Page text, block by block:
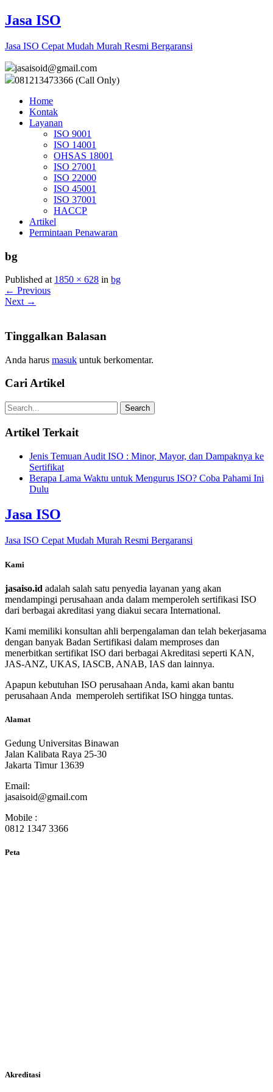
Jasa ISO
Jasa ISO Cepat Mudah Murah Resmi Bergaransi
jasaisoid@gmail.com
081213473366 (Call Only)
Home
Kontak
Layanan
ISO 9001
ISO 14001
OHSAS 18001
ISO 27001
ISO 22000
ISO 45001
ISO 37001
HACCP
Artikel
Permintaan Penawaran
bg
Published at 1850 × 628 in bg
← Previous
Next →
Tinggalkan Balasan
Anda harus masuk untuk berkomentar.
Cari Artikel
Artikel Terkait
Jenis Temuan Audit ISO : Minor, Mayor, dan Dampaknya ke
Sertifikat
Berapa Lama Waktu untuk Mengurus ISO? Coba Pahami Ini
Dulu
Jasa ISO
Jasa ISO Cepat Mudah Murah Resmi Bergaransi
Kami
jasaiso.id adalah salah satu penyedia layanan yang akan
mendampingi perusahaan anda dalam memperoleh sertifikasi ISO
dari berbagai akreditasi yang diakui secara International.
Kami memiliki konsultan ahli berpengalaman dan telah bekerjasama
dengan banyak Badan Sertifikasi dalam memproses dan
menerbitkan sertifikat ISO dari berbagai Akreditasi seperti KAN,
JAS-ANZ, UKAS, IASCB, ANAB, IAS dan lainnya.
Apapun kebutuhan ISO perusahaan Anda, kami akan bantu
perusahaan Anda memperoleh sertifikat ISO hingga tuntas.
Alamat
Gedung Universitas Binawan
Jalan Kalibata Raya 25-30
Jakarta Timur 13639
Email:
jasaisoid@gmail.com
Mobile :
0812 1347 3366
Peta
Akreditasi